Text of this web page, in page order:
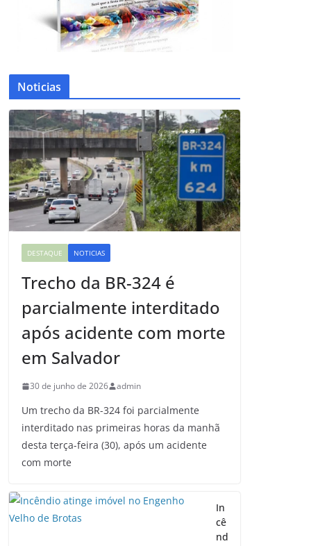
Noticias
DESTAQUE NOTICIAS
Trecho da BR-324 é
parcialmente interditado
após acidente com morte
em Salvador
30 de junho de 2026 admin
Um trecho da BR-324 foi parcialmente
interditado nas primeiras horas da manhã
desta terça-feira (30), após um acidente
com morte
In
cê
nd